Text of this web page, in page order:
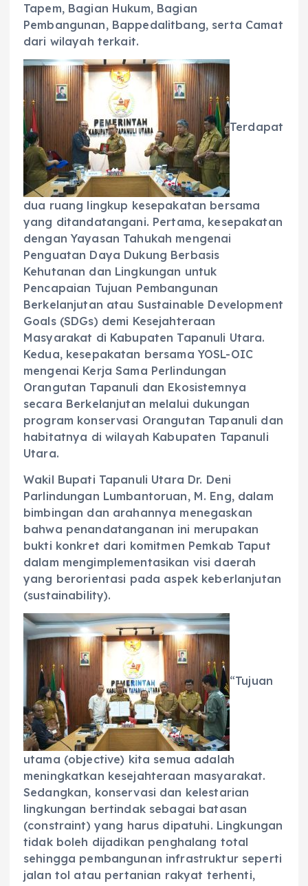
Tapem, Bagian Hukum, Bagian
Pembangunan, Bappedalitbang, serta Camat
dari wilayah terkait.
Terdapat
dua ruang lingkup kesepakatan bersama
yang ditandatangani. Pertama, kesepakatan
dengan Yayasan Tahukah mengenai
Penguatan Daya Dukung Berbasis
Kehutanan dan Lingkungan untuk
Pencapaian Tujuan Pembangunan
Berkelanjutan atau Sustainable Development
Goals (SDGs) demi Kesejahteraan
Masyarakat di Kabupaten Tapanuli Utara.
Kedua, kesepakatan bersama YOSL-OIC
mengenai Kerja Sama Perlindungan
Orangutan Tapanuli dan Ekosistemnya
secara Berkelanjutan melalui dukungan
program konservasi Orangutan Tapanuli dan
habitatnya di wilayah Kabupaten Tapanuli
Utara.
‎Wakil Bupati Tapanuli Utara Dr. Deni
Parlindungan Lumbantoruan, M. Eng, dalam
bimbingan dan arahannya menegaskan
bahwa penandatanganan ini merupakan
bukti konkret dari komitmen Pemkab Taput
dalam mengimplementasikan visi daerah
yang berorientasi pada aspek keberlanjutan
(sustainability).
“Tujuan
utama (objective) kita semua adalah
meningkatkan kesejahteraan masyarakat.
Sedangkan, konservasi dan kelestarian
lingkungan bertindak sebagai batasan
(constraint) yang harus dipatuhi. Lingkungan
tidak boleh dijadikan penghalang total
sehingga pembangunan infrastruktur seperti
jalan tol atau pertanian rakyat terhenti,